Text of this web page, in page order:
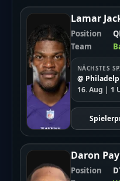
Lamar
Position
Team
NÄCHSTES
@
16. Aug | 1
Daron
Position